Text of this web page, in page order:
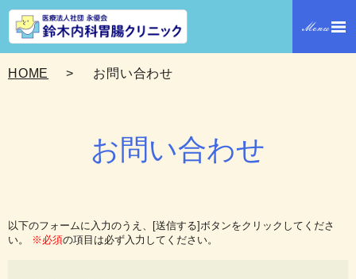
HOME お問い合わせ
お問い合わせ
以下のフォームに入力のうえ、[送信する]ボタンをクリックしてくださ
い。
※必須の項目は必ず入力してください。